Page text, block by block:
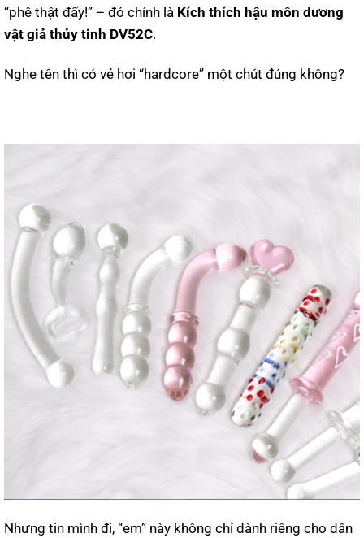
“phê thật đấy!” – đó chính là Kích thích hậu môn dương
vật giả thủy tinh DV52C.
Nghe tên thì có vẻ hơi “hardcore” một chút đúng không?
Nhưng tin mình đi, “em” này không chỉ dành riêng cho dân